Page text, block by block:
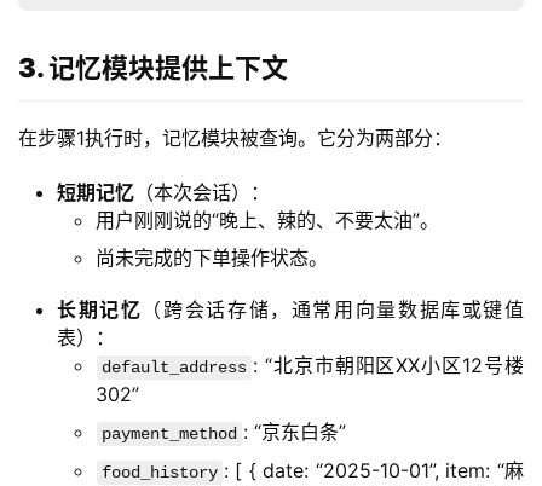
3. 记忆模块提供上下文
在步骤1执行时，记忆模块被查询。它分为两部分：
短期记忆 （本次会话）：
用户刚刚说的“晚上、辣的、不要太油”。
尚未完成的下单操作状态。
长期记忆 （跨会话存储，通常用向量数据库或键值
表）：
default_address : “北京市朝阳区XX小区12号楼
302”
payment_method : “京东白条”
food_history : [ { date: “2025-10-01”, item: “麻